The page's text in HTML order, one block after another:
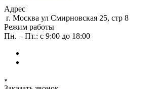
Адрес
г. Москва ул Смирновская 25, стр 8
Режим работы
Пн. – Пт.: с 9:00 до 18:00